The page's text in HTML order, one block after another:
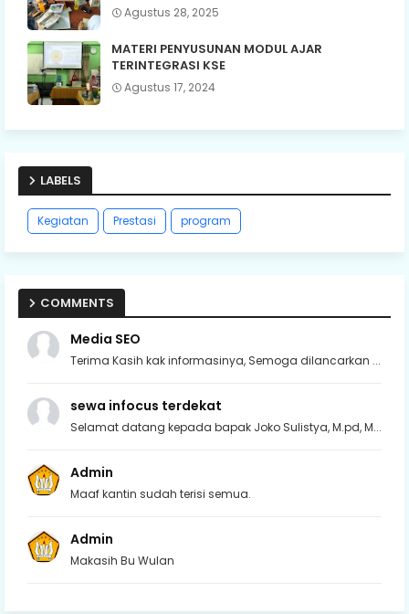
Agustus 28, 2025
MATERI PENYUSUNAN MODUL AJAR
TERINTEGRASI KSE
Agustus 17, 2024
LABELS
Kegiatan Prestasi program
COMMENTS
Media SEO
Terima Kasih kak informasinya, Semoga dilancarkan ...
sewa infocus terdekat
Selamat datang kepada bapak Joko Sulistya, M.pd, M...
Admin
Maaf kantin sudah terisi semua.
Admin
Makasih Bu Wulan